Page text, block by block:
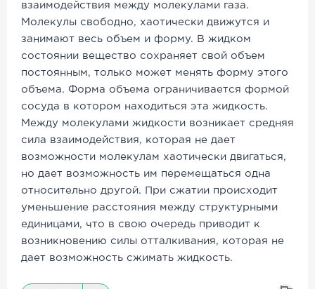
взаимодействия между молекулами газа.
Молекулы свободно, хаотически движутся и
занимают весь объем и форму. В жидком
состоянии вещество сохраняет свой объем
постоянным, только может менять форму этого
объема. Форма объема ограничивается формой
сосуда в котором находиться эта жидкость.
Между молекулами жидкости возникает средняя
сила взаимодействия, которая не дает
возможности молекулам хаотически двигаться,
но дает возможность им перемещаться одна
относительно другой. При сжатии происходит
уменьшение расстояния между структурными
единицами, что в свою очередь приводит к
возникновению силы отталкивания, которая не
дает возможность сжимать жидкость.